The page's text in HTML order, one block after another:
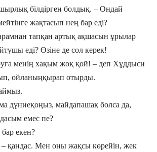
білдірген болдық. – Ондай
жақтасып нең бар еді?
тапқан артық ақшасын ұрылар
еді? Өзіне де сол керек!
менің хақым жоқ қой! – деп Хұддыси
ойланыңқырап отырды.
дүниеқоңыз, майдапашақ болса да,
емес пе?
екен?
қандас. Мен оны жақсы көрейін, жек